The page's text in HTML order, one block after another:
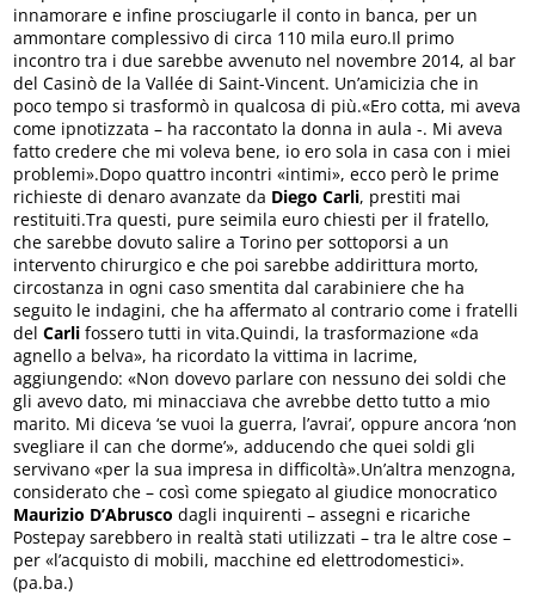
innamorare e infine prosciugarle il conto in banca, per un
ammontare complessivo di circa 110 mila euro.Il primo
incontro tra i due sarebbe avvenuto nel novembre 2014, al bar
del Casinò de la Vallée di Saint-Vincent. Un’amicizia che in
poco tempo si trasformò in qualcosa di più.«Ero cotta, mi aveva
come ipnotizzata – ha raccontato la donna in aula -. Mi aveva
fatto credere che mi voleva bene, io ero sola in casa con i miei
problemi».Dopo quattro incontri «intimi», ecco però le prime
richieste di denaro avanzate da Diego Carli, prestiti mai
restituiti.Tra questi, pure seimila euro chiesti per il fratello,
che sarebbe dovuto salire a Torino per sottoporsi a un
intervento chirurgico e che poi sarebbe addirittura morto,
circostanza in ogni caso smentita dal carabiniere che ha
seguito le indagini, che ha affermato al contrario come i fratelli
del Carli fossero tutti in vita.Quindi, la trasformazione «da
agnello a belva», ha ricordato la vittima in lacrime,
aggiungendo: «Non dovevo parlare con nessuno dei soldi che
gli avevo dato, mi minacciava che avrebbe detto tutto a mio
marito. Mi diceva ‘se vuoi la guerra, l’avrai’, oppure ancora ‘non
svegliare il can che dorme’», adducendo che quei soldi gli
servivano «per la sua impresa in difficoltà».Un’altra menzogna,
considerato che – così come spiegato al giudice monocratico
Maurizio D’Abrusco dagli inquirenti – assegni e ricariche
Postepay sarebbero in realtà stati utilizzati – tra le altre cose –
per «l’acquisto di mobili, macchine ed elettrodomestici».
(pa.ba.)